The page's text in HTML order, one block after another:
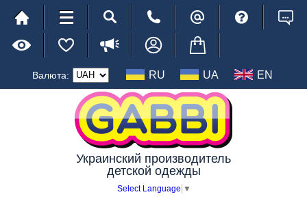
Валюта: RU UA EN
Украинский производитель
детской одежды
Select Language ▼